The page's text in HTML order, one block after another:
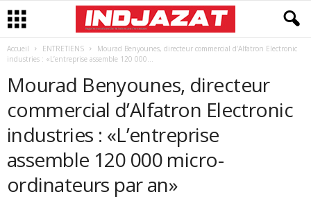
Accueil ENTRETIENS
Mourad Benyounes, directeur commercial d’Alfatron Electronic
industries : «L’entreprise assemble 120 000...
Mourad Benyounes, directeur
commercial d’Alfatron Electronic
industries : «L’entreprise
assemble 120 000 micro-
ordinateurs par an»